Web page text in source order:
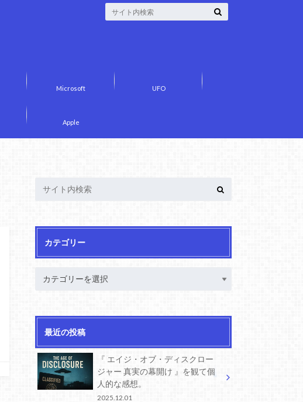
Microsoft UFO
Apple
カテゴリー
最近の投稿
『 エイジ・オブ・ディスクロー
ジャー 真実の幕開け 』を観て個
人的な感想。
2025.12.01